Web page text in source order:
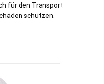
für den Transport
schützen.